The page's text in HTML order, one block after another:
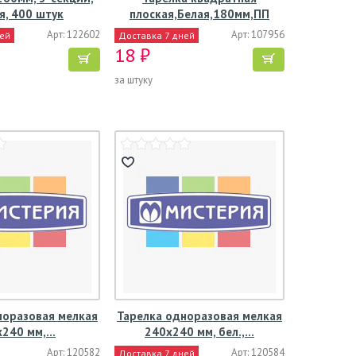
400 штук
Арт: 122602
плоская,Белая,180мм,ПП
Доставка 7 дней Арт: 107956
18 ₽
за штуку
мелкая
мм,…
Арт: 120582
Тарелка одноразовая мелкая
240x240 мм, бел.,…
Доставка 7 дней Арт: 120584